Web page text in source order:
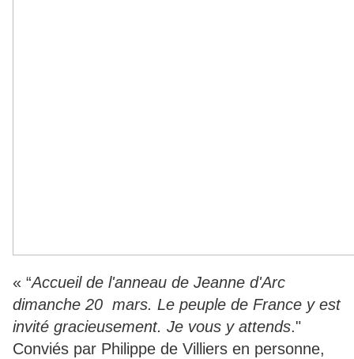
« “Accueil de l'anneau de Jeanne d'Arc
dimanche 20 mars. Le peuple de France y est
invité gracieusement. Je vous y attends."
Conviés par Philippe de Villiers en personne,